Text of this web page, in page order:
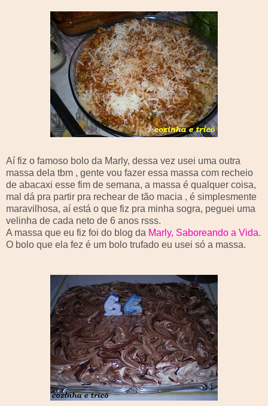
Aí fiz o famoso bolo da Marly, dessa vez usei uma outra
massa dela tbm , gente vou fazer essa massa com recheio
de abacaxi esse fim de semana, a massa é qualquer coisa,
mal dá pra partir pra rechear de tão macia , é simplesmente
maravilhosa, aí está o que fiz pra minha sogra, peguei uma
velinha de cada neto de 6 anos rsss.
A massa que eu fiz foi do blog da Marly, Saboreando a Vida.
O bolo que ela fez é um bolo trufado eu usei só a massa.